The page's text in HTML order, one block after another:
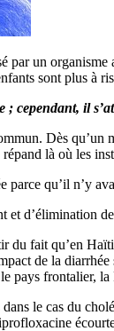
un
sont plus
; cependant, il
Dès
là où les
qu’il n’y
d’élimination
du fait qu’en
de la
pays
le cas du